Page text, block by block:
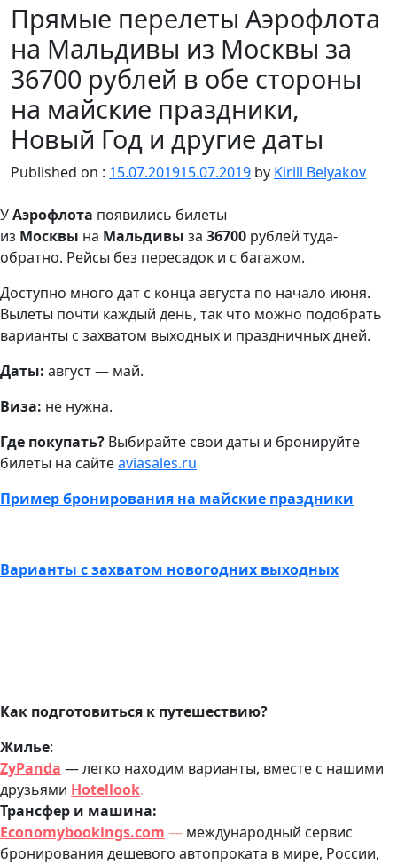
Прямые перелеты Аэрофлота
на Мальдивы из Москвы за
36700 рублей в обе стороны
на майские праздники,
Новый Год и другие даты
Published on : 15.07.201915.07.2019 by Kirill Belyakov
УАэрофлота появились билеты
из Москвы на Мальдивы за 36700 рублей туда-
обратно. Рейсы без пересадок и с багажом.
Доступно много дат с конца августа по начало июня.
Вылеты почти каждый день, так что можно подобрать
варианты с захватом выходных и праздничных дней.
Даты: август — май.
Виза: не нужна.
Где покупать? Выбирайте свои даты и бронируйте
билеты на сайтеaviasales.ru
Пример бронирования на майские праздники
Варианты с захватом новогодних выходных
Как подготовиться к путешествию?
Жилье:
ZyPanda — легко находим варианты, вместе с нашими
друзьями Hotellook.
Трансфер и машина:
Economybookings.com — международный сервис
бронирования дешевого автопроката в мире, России,